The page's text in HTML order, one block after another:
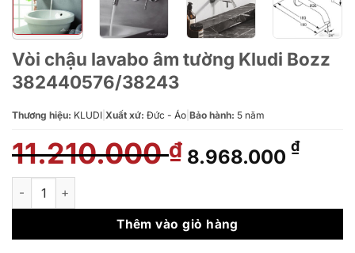
Vòi chậu lavabo âm tường Kludi Bozz
382440576/38243
Thương hiệu: KLUDI Xuất xứ: Đức - Áo Bảo hành: 5 năm
11.210.000₫ Giá
gốc
11.210.000 ₫.
8.968.000 ₫Giá
là:
Vòi chậu lavabo âm tường Kludi Bozz 382440576/38243 số
Thêm vào giỏ hàng